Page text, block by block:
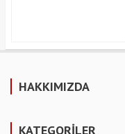
HAKKIMIZDA
KATEGORİLER